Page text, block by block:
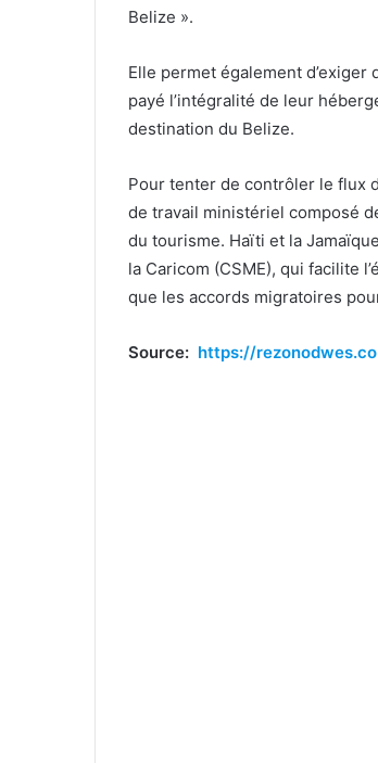
Belize ».
Elle permet également
payé l’intégralité de leur
destination du Belize.
Pour tenter de contrôler le flux
de travail ministériel composé
du tourisme. Haïti et la
la Caricom (CSME), qui facilite
que les accords migratoires
Source: https://